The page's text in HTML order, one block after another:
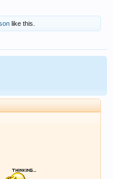
like this.